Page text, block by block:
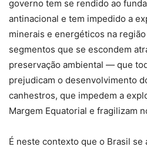
governo tem se rendido ao
antinacional e tem impedido a
minerais e energéticos na
segmentos que se escondem
preservação ambiental — que
prejudicam o desenvolvimento
canhestros, que impedem a
Margem Equatorial e fragilizam
É neste contexto que o Brasil se